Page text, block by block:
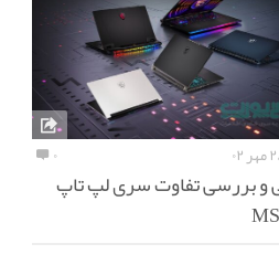
۰
و بررسی تفاوت سری لپ تاپ